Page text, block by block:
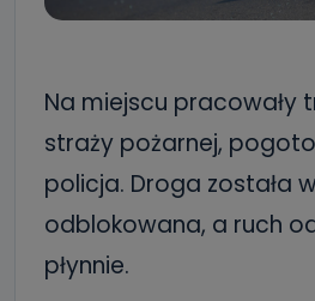
Na miejscu pracowały
straży pożarnej,
policja. Droga została
odblokowana, a ruch
płynnie.